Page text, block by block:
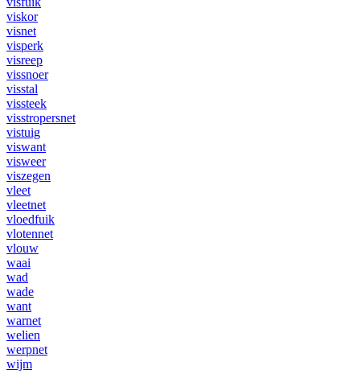
viskor
visnet
visperk
visreep
vissnoer
visstal
vissteek
visstropersnet
vistuig
viswant
visweer
viszegen
vleet
vleetnet
vloedfuik
vlotennet
vlouw
waai
wad
wade
want
warnet
welien
werpnet
wijm